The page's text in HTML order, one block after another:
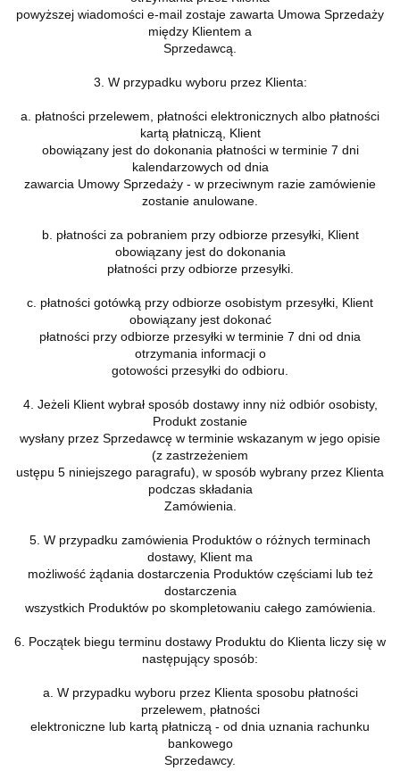
powyższej wiadomości e-mail zostaje zawarta Umowa Sprzedaży
między Klientem a
Sprzedawcą.
3. W przypadku wyboru przez Klienta:
a. płatności przelewem, płatności elektronicznych albo płatności
kartą płatniczą, Klient
obowiązany jest do dokonania płatności w terminie 7 dni
kalendarzowych od dnia
zawarcia Umowy Sprzedaży - w przeciwnym razie zamówienie
zostanie anulowane.
b. płatności za pobraniem przy odbiorze przesyłki, Klient
obowiązany jest do dokonania
płatności przy odbiorze przesyłki.
c. płatności gotówką przy odbiorze osobistym przesyłki, Klient
obowiązany jest dokonać
płatności przy odbiorze przesyłki w terminie 7 dni od dnia
otrzymania informacji o
gotowości przesyłki do odbioru.
4. Jeżeli Klient wybrał sposób dostawy inny niż odbiór osobisty,
Produkt zostanie
wysłany przez Sprzedawcę w terminie wskazanym w jego opisie
(z zastrzeżeniem
ustępu 5 niniejszego paragrafu), w sposób wybrany przez Klienta
podczas składania
Zamówienia.
5. W przypadku zamówienia Produktów o różnych terminach
dostawy, Klient ma
możliwość żądania dostarczenia Produktów częściami lub też
dostarczenia
wszystkich Produktów po skompletowaniu całego zamówienia.
6. Początek biegu terminu dostawy Produktu do Klienta liczy się w
następujący sposób:
a. W przypadku wyboru przez Klienta sposobu płatności
przelewem, płatności
elektroniczne lub kartą płatniczą - od dnia uznania rachunku
bankowego
Sprzedawcy.